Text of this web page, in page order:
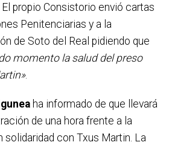
propio Consistorio envió cartas
Penitenciarias y a la
de Soto del Real pidiendo que
momento la salud del preso
.
ha informado de que llevará
de una hora frente a la
solidaridad con Txus Martin. La